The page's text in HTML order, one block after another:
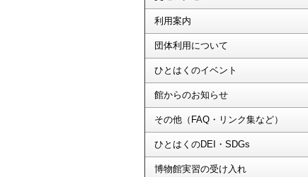
利用案内
団体利用について
ひとはくのイベント
館からのお知らせ
その他（FAQ・リンク集など）
ひとはくのDEI・SDGs
博物館実習の受け入れ